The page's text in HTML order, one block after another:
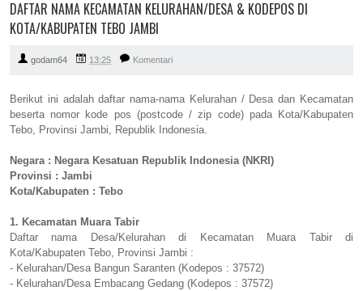
DAFTAR NAMA KECAMATAN KELURAHAN/DESA & KODEPOS DI
KOTA/KABUPATEN TEBO JAMBI
godam64 13:25 Komentari
Berikut ini adalah daftar nama-nama Kelurahan / Desa dan Kecamatan
beserta nomor kode pos (postcode / zip code) pada Kota/Kabupaten
Tebo, Provinsi Jambi, Republik Indonesia.
Negara : Negara Kesatuan Republik Indonesia (NKRI)
Provinsi : Jambi
Kota/Kabupaten : Tebo
1. Kecamatan Muara Tabir
Daftar nama Desa/Kelurahan di Kecamatan Muara Tabir di
Kota/Kabupaten Tebo, Provinsi Jambi :
- Kelurahan/Desa Bangun Saranten (Kodepos : 37572)
- Kelurahan/Desa Embacang Gedang (Kodepos : 37572)